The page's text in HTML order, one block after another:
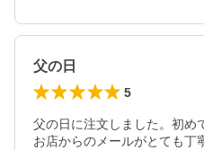
父の日
5
父の日に注文しました。初め
お店からのメールがとても丁